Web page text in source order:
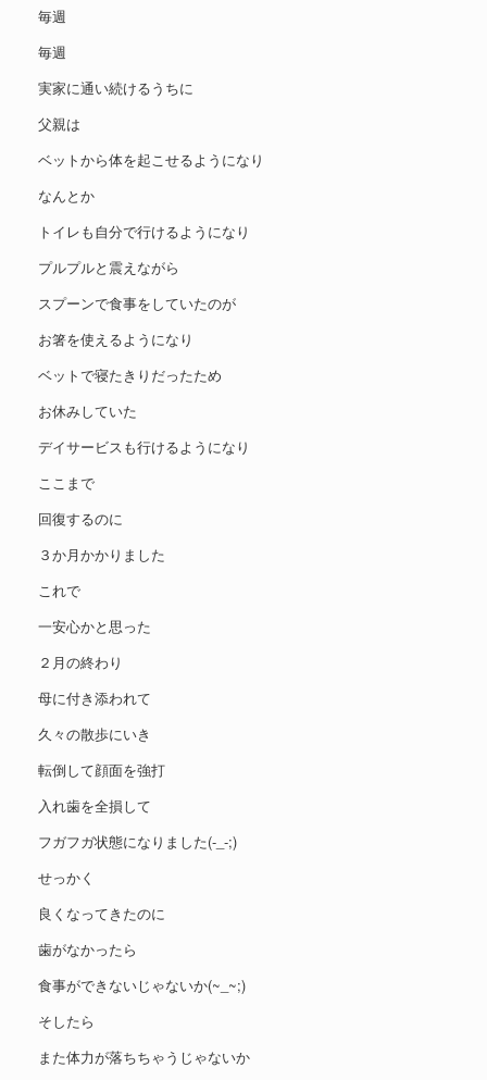
毎週
毎週
実家に通い続けるうちに
父親は
ベットから体を起こせるようになり
なんとか
トイレも自分で行けるようになり
プルプルと震えながら
スプーンで食事をしていたのが
お箸を使えるようになり
ベットで寝たきりだったため
お休みしていた
デイサービスも行けるようになり
ここまで
回復するのに
３か月かかりました
これで
一安心かと思った
２月の終わり
母に付き添われて
久々の散歩にいき
転倒して顔面を強打
入れ歯を全損して
フガフガ状態になりました(-_-;)
せっかく
良くなってきたのに
歯がなかったら
食事ができないじゃないか(~_~;)
そしたら
また体力が落ちちゃうじゃないか